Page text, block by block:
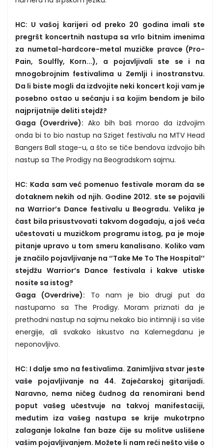
HC: U vašoj karijeri od preko 20 godina imali ste
pregršt koncertnih nastupa sa vrlo bitnim imenima
za numetal-hardcore-metal muzičke pravce (Pro-
Pain, Soulfly, Korn...), a pojavljivali ste se i na
mnogobrojnim festivalima u Zemlji i inostranstvu.
Da li biste mogli da izdvojite neki koncert koji vam je
posebno ostao u sećanju i sa kojim bendom je bilo
najprijatnije deliti stejdž?
Gaga (Overdrive): Ako bih baš morao da izdvojim
onda bi to bio nastup na Sziget festivalu na MTV Head
Bangers Ball stage-u, a što se tiče bendova izdvojio bih
nastup sa The Prodigy na Beogradskom sajmu.
HC: Kada sam već pomenuo festivale moram da se
dotaknem nekih od njih. Godine 2012. ste se pojavili
na Warrior’s Dance festivalu u Beogradu. Velika je
čast bila prisustvovati takvom događaju, a još veća
učestovati u muzičkom programu istog, pa je moje
pitanje upravo u tom smeru kanalisano. Koliko vam
je značilo pojavljivanje na ‘’Take Me To The Hospital’’
stejdžu Warrior’s Dance festivala i kakve utiske
nosite sa istog?
Gaga (Overdrive): To nam je bio drugi put da
nastupamo sa The Prodigy. Moram priznati da je
prethodni nastup na sajmu nekako bio intimniji i sa više
energije, ali svakako iskustvo na Kalemegdanu je
neponovljivo.
HC: I dalje smo na festivalima. Zanimljiva stvar jeste
vaše pojavljivanje na 44. Zaječarskoj gitarijadi.
Naravno, nema ničeg čudnog da renomirani bend
poput vašeg učestvuje na takvoj manifestaciji,
međutim iza vašeg nastupa se krije mukotrpno
zalaganje lokalne fan baze čije su molitve uslišene
vašim pojavljivanjem. Možete li nam reći nešto više o